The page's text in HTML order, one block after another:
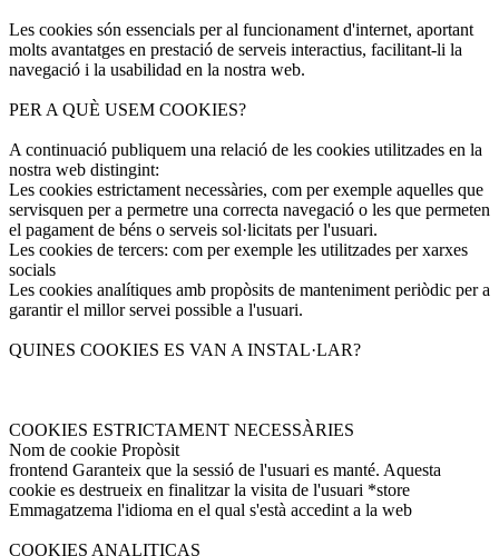
Les cookies són essencials per al funcionament d'internet, aportant
molts avantatges en prestació de serveis interactius, facilitant-li la
navegació i la usabilidad en la nostra web.
PER A QUÈ USEM COOKIES?
A continuació publiquem una relació de les cookies utilitzades en la
nostra web distingint:
Les cookies estrictament necessàries, com per exemple aquelles que
servisquen per a permetre una correcta navegació o les que permeten
el pagament de béns o serveis sol·licitats per l'usuari.
Les cookies de tercers: com per exemple les utilitzades per xarxes
socials
Les cookies analítiques amb propòsits de manteniment periòdic per a
garantir el millor servei possible a l'usuari.
QUINES COOKIES ES VAN A INSTAL·LAR?
COOKIES ESTRICTAMENT NECESSÀRIES
Nom de cookie Propòsit
frontend Garanteix que la sessió de l'usuari es manté. Aquesta
cookie es destrueix en finalitzar la visita de l'usuari *store
Emmagatzema l'idioma en el qual s'està accedint a la web
COOKIES ANALITICAS